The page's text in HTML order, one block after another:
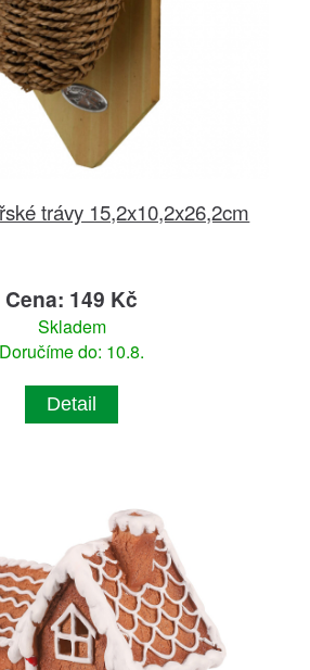
trávy 15,2x10,2x26,2cm
Cena: 149 Kč
Skladem
Doručíme do: 10.8.
Detail